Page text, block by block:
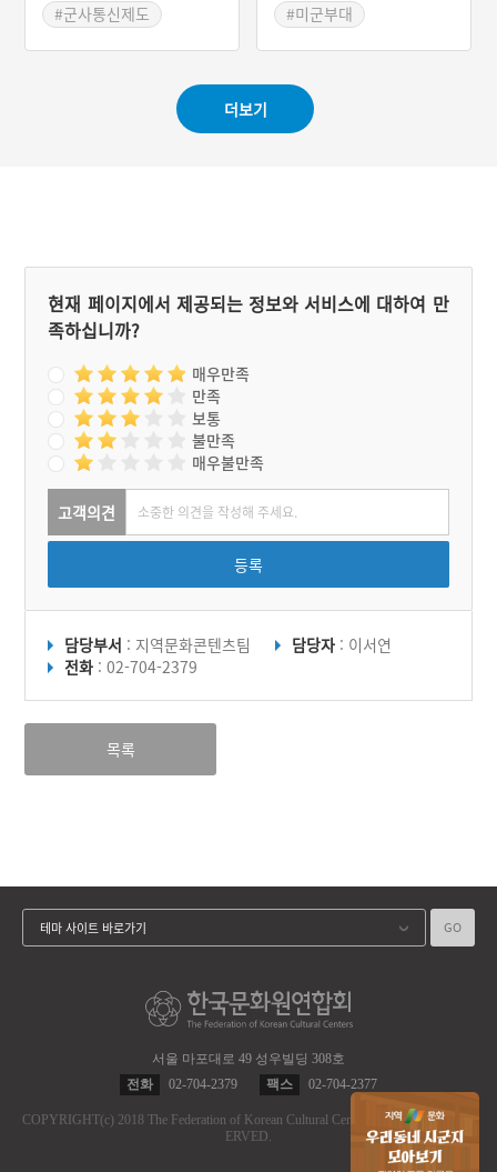
#군사통신제도
938년 일제강점기 정읍과
고창 등의 주민을 강제로 징
용하여 일본이 건설한 비행
은 한국군에게 인수되었고
6·25전쟁이 일어나면서 미
군에게 공여되었다. 1972년
#미군부대
더보기
현재 페이지에서 제공되는 정보와 서비스에 대하여 만
족하십니까?
매우만족
만족
보통
불만족
매우불만족
고객의견
등록
담당부서 : 지역문화콘텐츠팀 담당자 : 이서연
전화 : 02-704-2379
목록
서울 마포대로 49 성우빌딩 308호
전화
02-704-2379 팩스 02-704-2377
COPYRIGHT(c) 2018 The Federation of Korean Cultural Centers.
ALL RIGHT RES
ERVED.
테마 사이트 바로가기 GO